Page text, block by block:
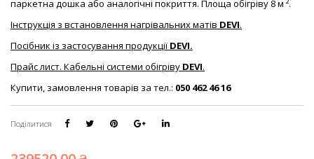
паркетна дошка або аналогічні покриття. Площа обігріву 8 м ².
Інструкція з встановлення нагрівальних матів DEVI.
Посібник із застосування продукціїDEVI.
Прайс лист. Кабельні системи обігріву DEVI.
Купити, замовлення товарів за тел.: 050 462 46 16
Поділитися